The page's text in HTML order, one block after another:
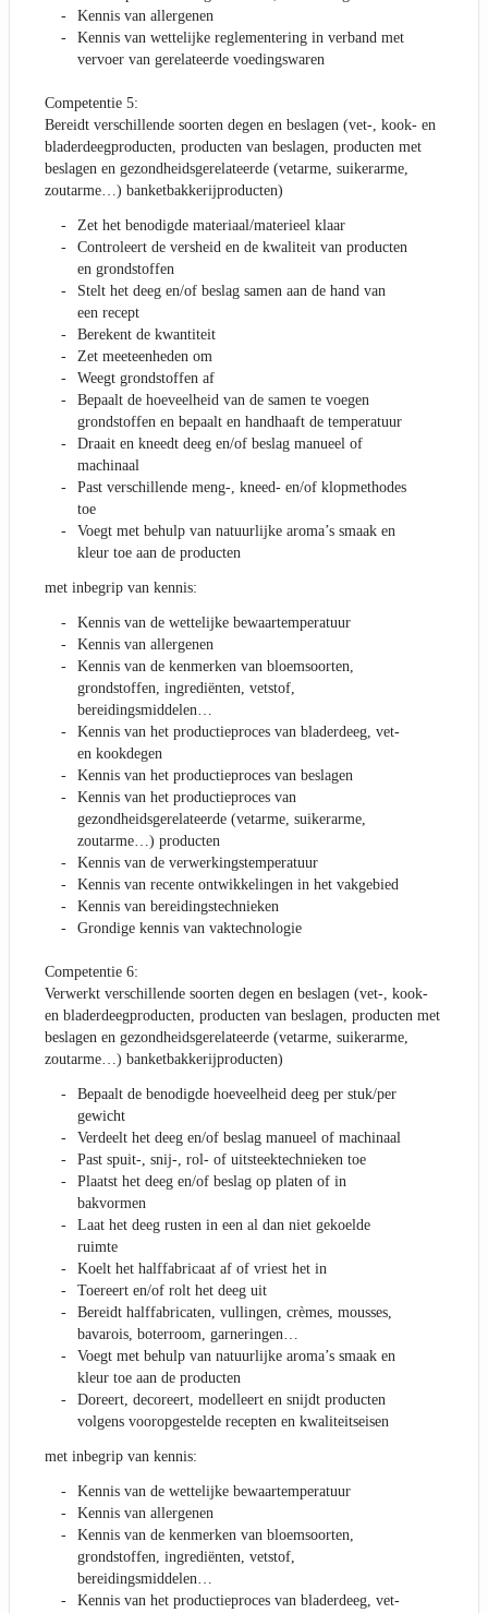
Kennis van allergenen
Kennis van wettelijke reglementering in verband met
vervoer van gerelateerde voedingswaren
Competentie 5:
Bereidt verschillende soorten degen en beslagen (vet-, kook- en
bladerdeegproducten, producten van beslagen, producten met
beslagen en gezondheidsgerelateerde (vetarme, suikerarme,
zoutarme…) banketbakkerijproducten)
Zet het benodigde materiaal/materieel klaar
Controleert de versheid en de kwaliteit van producten
en grondstoffen
Stelt het deeg en/of beslag samen aan de hand van
een recept
Berekent de kwantiteit
Zet meeteenheden om
Weegt grondstoffen af
Bepaalt de hoeveelheid van de samen te voegen
grondstoffen en bepaalt en handhaaft de temperatuur
Draait en kneedt deeg en/of beslag manueel of
machinaal
Past verschillende meng-, kneed- en/of klopmethodes
toe
Voegt met behulp van natuurlijke aroma’s smaak en
kleur toe aan de producten
met inbegrip van kennis:
Kennis van de wettelijke bewaartemperatuur
Kennis van allergenen
Kennis van de kenmerken van bloemsoorten,
grondstoffen, ingrediënten, vetstof,
bereidingsmiddelen…
Kennis van het productieproces van bladerdeeg, vet-
en kookdegen
Kennis van het productieproces van beslagen
Kennis van het productieproces van
gezondheidsgerelateerde (vetarme, suikerarme,
zoutarme…) producten
Kennis van de verwerkingstemperatuur
Kennis van recente ontwikkelingen in het vakgebied
Kennis van bereidingstechnieken
Grondige kennis van vaktechnologie
Competentie 6:
Verwerkt verschillende soorten degen en beslagen (vet-, kook-
en bladerdeegproducten, producten van beslagen, producten met
beslagen en gezondheidsgerelateerde (vetarme, suikerarme,
zoutarme…) banketbakkerijproducten)
Bepaalt de benodigde hoeveelheid deeg per stuk/per
gewicht
Verdeelt het deeg en/of beslag manueel of machinaal
Past spuit-, snij-, rol- of uitsteektechnieken toe
Plaatst het deeg en/of beslag op platen of in
bakvormen
Laat het deeg rusten in een al dan niet gekoelde
ruimte
Koelt het halffabricaat af of vriest het in
Toereert en/of rolt het deeg uit
Bereidt halffabricaten, vullingen, crèmes, mousses,
bavarois, boterroom, garneringen…
Voegt met behulp van natuurlijke aroma’s smaak en
kleur toe aan de producten
Doreert, decoreert, modelleert en snijdt producten
volgens vooropgestelde recepten en kwaliteitseisen
met inbegrip van kennis:
Kennis van de wettelijke bewaartemperatuur
Kennis van allergenen
Kennis van de kenmerken van bloemsoorten,
grondstoffen, ingrediënten, vetstof,
bereidingsmiddelen…
Kennis van het productieproces van bladerdeeg, vet-